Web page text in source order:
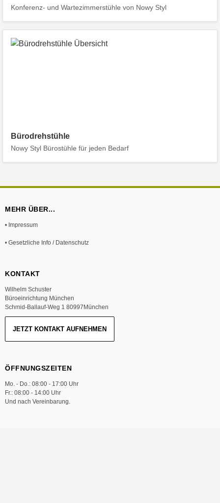
Konferenz- und Wartezimmerstühle von Nowy Styl
Bürodrehstühle
Nowy Styl Bürostühle für jeden Bedarf
MEHR ÜBER...
• Impressum
• Gesetzliche Info / Datenschutz
KONTAKT
Wilhelm Schuster
Büroeinrichtung München
Schmid-Ballauf-Weg 1 80997München
JETZT KONTAKT AUFNEHMEN
ÖFFNUNGSZEITEN
Mo. - Do.: 08:00 - 17:00 Uhr
Fr.: 08:00 - 14:00 Uhr
Und nach Vereinbarung.